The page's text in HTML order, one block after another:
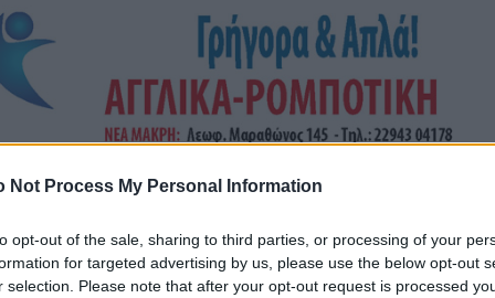
Not Process My Personal Information
opt-out of the sale, sharing to third parties, or processing of your
for targeted advertising by us, please use the below opt-out
selection. Please note that after your opt-out request is processed